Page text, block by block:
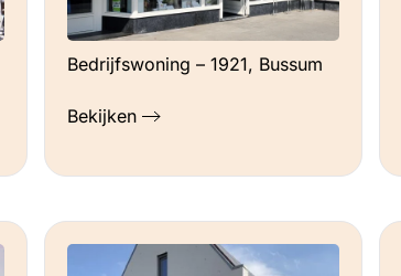
Bedrijfswoning – 1921, Bussum
Bekijken